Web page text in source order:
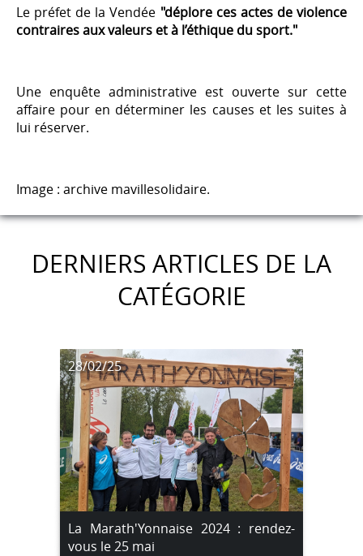
Le préfet de la Vendée "déplore ces actes de violence
contraires aux valeurs et à l’éthique du sport."
Une enquête administrative est ouverte sur cette
affaire pour en déterminer les causes et les suites à
lui réserver.
Image : archive mavillesolidaire.
DERNIERS ARTICLES DE LA
CATÉGORIE
28/02/25
La Marath'Yonnaise 2024 : rendez-
vous le 25 mai